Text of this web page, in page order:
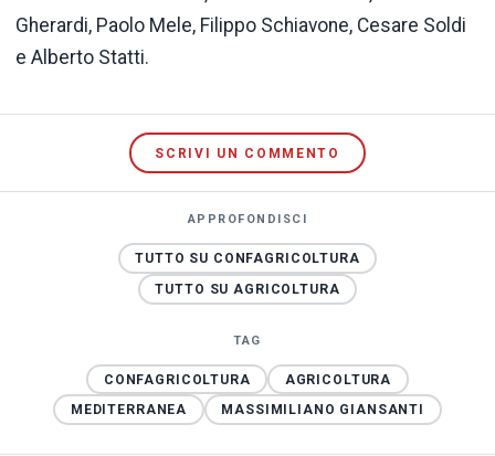
Gherardi, Paolo Mele, Filippo Schiavone, Cesare Soldi
e Alberto Statti.
SCRIVI UN COMMENTO
APPROFONDISCI
TUTTO SU CONFAGRICOLTURA
TUTTO SU AGRICOLTURA
TAG
CONFAGRICOLTURA
AGRICOLTURA
MEDITERRANEA
MASSIMILIANO GIANSANTI